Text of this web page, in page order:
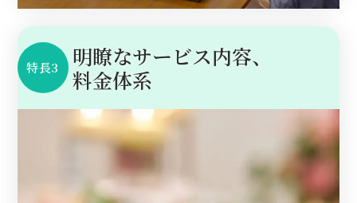
特長3
明瞭なサービス内容、
料金体系